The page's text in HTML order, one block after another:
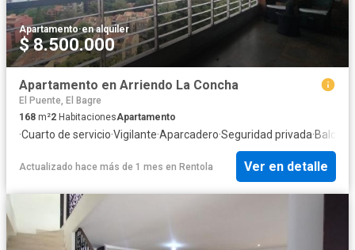
Apartamento·en alquiler
$ 8.500.000
Apartamento en Arriendo La Concha
El Puente, El Bagre
168 m²2 HabitacionesApartamento
·Cuarto de servicio·Vigilante·Aparcadero·Seguridad privada·Balcón
Actualizado hace más de 1 mes en Rentola Ver en detalle